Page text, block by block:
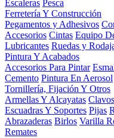
Escaleras Pesca
Ferretería Y Construcción
Pegamentos y Adhesivos
Accesorios Cintas Equipo
Lubricantes Ruedas y
Pintura Y Acabados
Accesorios Para Pintar
Cemento Pintura En Aerosol
Tornillería, Fijación Y Otros
Armellas Y Alcayatas
Escuadras Y Soportes Pijas
Abrazaderas Birlos Varilla
Remates